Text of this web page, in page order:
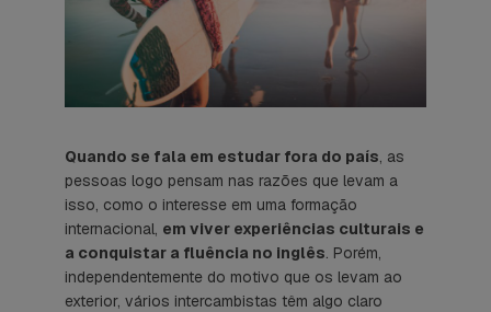
Quando se fala em estudar fora do país, as
pessoas logo pensam nas razões que levam a
isso, como o interesse em uma formação
internacional, em viver experiências culturais e
a conquistar a fluência no inglês. Porém,
independentemente do motivo que os levam ao
exterior, vários intercambistas têm algo claro